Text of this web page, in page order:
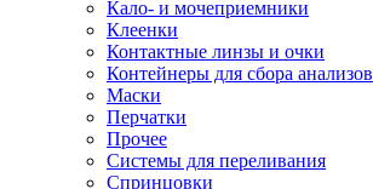
Кало- и мочеприемники
Клеенки
Контактные линзы и очки
Контейнеры для сбора анализов
Маски
Перчатки
Прочее
Системы для переливания
Спринцовки